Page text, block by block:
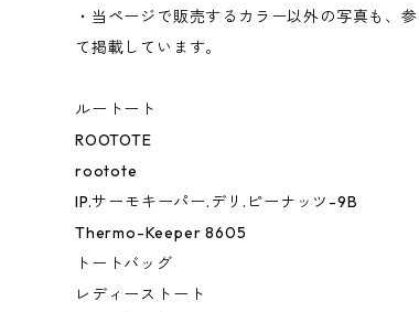
・当ページで販売するカラー以外の写真も、
て掲載しています。
ルートート
ROOTOTE
rootote
IP.サーモキーパー.デリ.ピーナッツ-9B
Thermo-Keeper 8605
トートバッグ
レディーストート